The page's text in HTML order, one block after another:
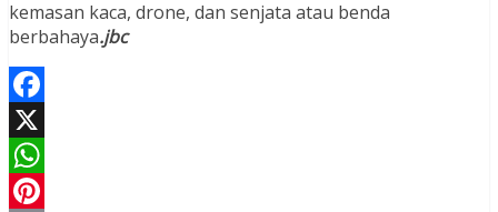
kemasan kaca, drone, dan senjata atau benda
berbahaya.jbc
Facebook
X
WhatsApp